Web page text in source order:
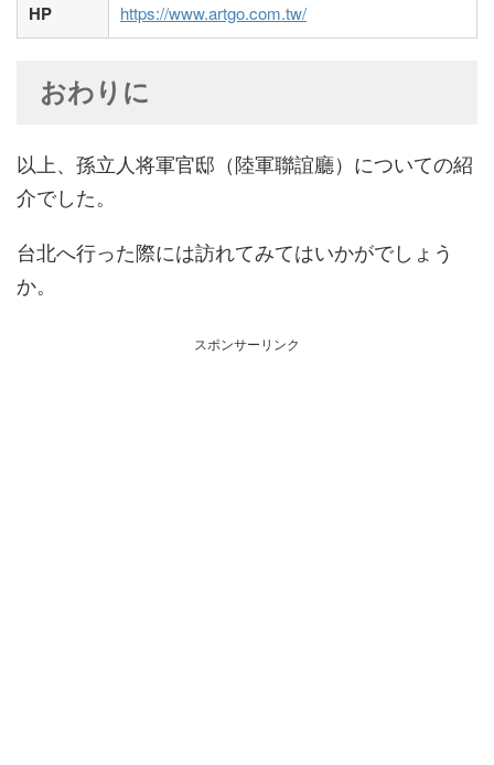
HP https://www.artgo.com.tw/
おわりに
以上、孫立人将軍官邸（陸軍聯誼廳）についての紹
介でした。
台北へ行った際には訪れてみてはいかがでしょう
か。
スポンサーリンク